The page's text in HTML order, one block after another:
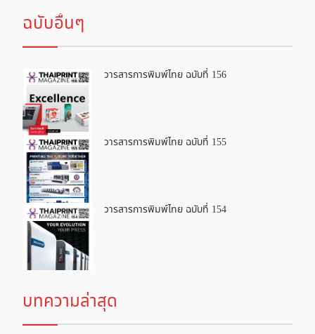
ฉบับอื่นๆ
วารสารการพิมพ์ไทย ฉบับที่ 156
วารสารการพิมพ์ไทย ฉบับที่ 155
วารสารการพิมพ์ไทย ฉบับที่ 154
บทความล่าสุด